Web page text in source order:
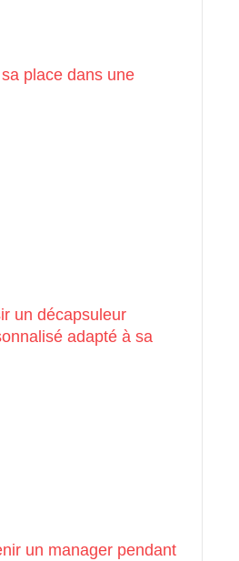
place dans une
un décapsuleur
adapté à sa
un manager pendant